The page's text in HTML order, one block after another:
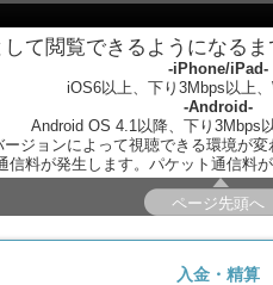
て閲覧できるようになる
-iPhone/iPad-
iOS6以上、下り3Mbps以上
-Android-
Android OS 4.1以降、下り3Mbps
ジョンによって視聴できる環境が変
料が発生します。パケット通信料
ページ先頭へ
入金・精算